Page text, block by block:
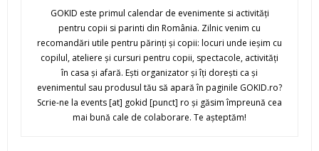
GOKID este primul calendar de evenimente si activităţi
pentru copii si parinti din România. Zilnic venim cu
recomandări utile pentru părinţi şi copii: locuri unde ieşim cu
copilul, ateliere şi cursuri pentru copii, spectacole, activităţi
în casa şi afară. Eşti organizator şi îţi doreşti ca şi
evenimentul sau produsul tău să apară în paginile GOKID.ro?
Scrie-ne la events [at] gokid [punct] ro şi găsim împreună cea
mai bună cale de colaborare. Te aşteptăm!